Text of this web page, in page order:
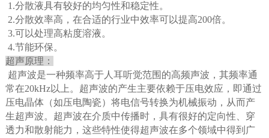
1.分散液具有较好的均匀性和稳定性。
2.分散效率高，在合适的行业中效率可以提高200倍。
3.可以处理高粘度溶液。
4.节能环保。
超声原理：
超声波是一种频率高于人耳听觉范围的高频声波，其频率通
常在20kHz以上。超声波的产生主要依赖于压电效应，即通过
压电晶体（如压电陶瓷）将电信号转换为机械振动，从而产
生超声波。超声波在介质中传播时，具有很好的定向性、穿
透力和散射能力，这些特性使得超声波在多个领域中得到广